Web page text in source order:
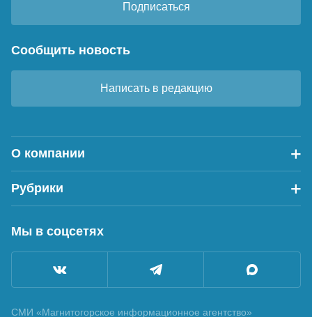
Подписаться
Сообщить новость
Написать в редакцию
О компании
Рубрики
Мы в соцсетях
СМИ «Магнитогорское информационное агентство»